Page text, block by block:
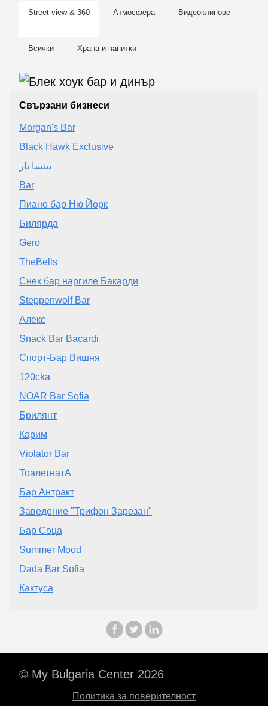
Street view & 360 Атмосфера Видеоклипове
Всички Храна и напитки
Свързани бизнеси
Morgan's Bar
Black Hawk Exclusive
بيتسا بار
Bar
Пиано бар Ню Йорк
Билярда
Gero
TheBells
Снек бар наргиле Бакарди
Steppenwolf Bar
Алекс
Snack Bar Bacardi
Спорт-Бар Вишня
120cka
NOAR Bar Sofia
Брилянт
Карим
Violator Bar
ТоалетнатА
Бар Антракт
Заведение "Трифон Зарезан"
Бар Соца
Summer Mood
Dada Bar Sofia
Кактуса
© My Bulgaria Center 2026
Политика за поверителност